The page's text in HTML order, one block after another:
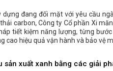
dựng đang đối mặt với yêu cầu
carbon, Công ty Cổ phần Xi
tiết kiệm năng lượng, từng
cao hiệu quả vận hành và bảo vệ
xuất xanh bằng các giải